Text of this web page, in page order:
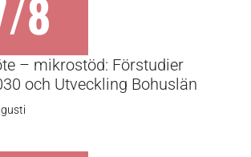
8
– mikrostöd: Förstudier
och Utveckling Bohuslän